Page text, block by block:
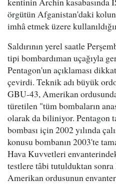
örgütün Afganistan'daki
imhâ etmek üzere
Saldırının yerel saatle
tipi bombardıman uçağıyla
Pentagon'un açıklaması
çevirdi. Teknik adı büyük
GBU-43, Amerikan
türetilen "tüm bombaların
olarak da biliniyor. Pentagon
bombası için 2002 yılında
konusu bombanın 2003'te
Hava Kuvvetleri
testlere tâbi tutulduktan
Amerikan ordusunun